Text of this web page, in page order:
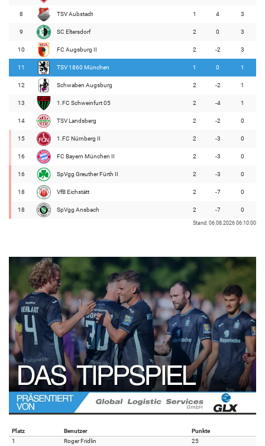
8 TSV Aubstadt 1 4 3
9 SC Eltersdorf 2 0 3
10 FC Augsburg II 2 -2 3
11 TSV 1860 München 1 0 1
12 Schwaben Augsburg 2 -2 1
13 1.FC Schweinfurt 05 2 -4 1
14 TSV Landsberg 2 -2 0
15 1.FC Nürnberg II 2 -3 0
16 FC Bayern München II 2 -3 0
16 SpVgg Greuther Fürth II 2 -3 0
18 VfB Eichstätt 2 -7 0
18 SpVgg Ansbach 2 -7 0
Stand: 06.08.2026 06:10:00
Platz Benutzer
Punkte
1
Roger Fridlin
25